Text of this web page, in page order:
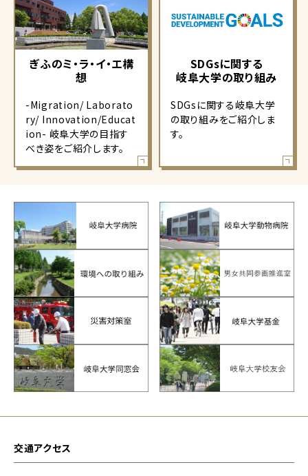
ぎふのミ・ラ・イ・エ構
想
-Migration/ Laborato
ry/ Innovation/Educat
ion- 岐阜大学の目指す
べき姿をご紹介します。
SDGsに関する
岐阜大学の取り組み
SDGsに関する岐阜大学
の取り組みをご紹介しま
す。
交通アクセス